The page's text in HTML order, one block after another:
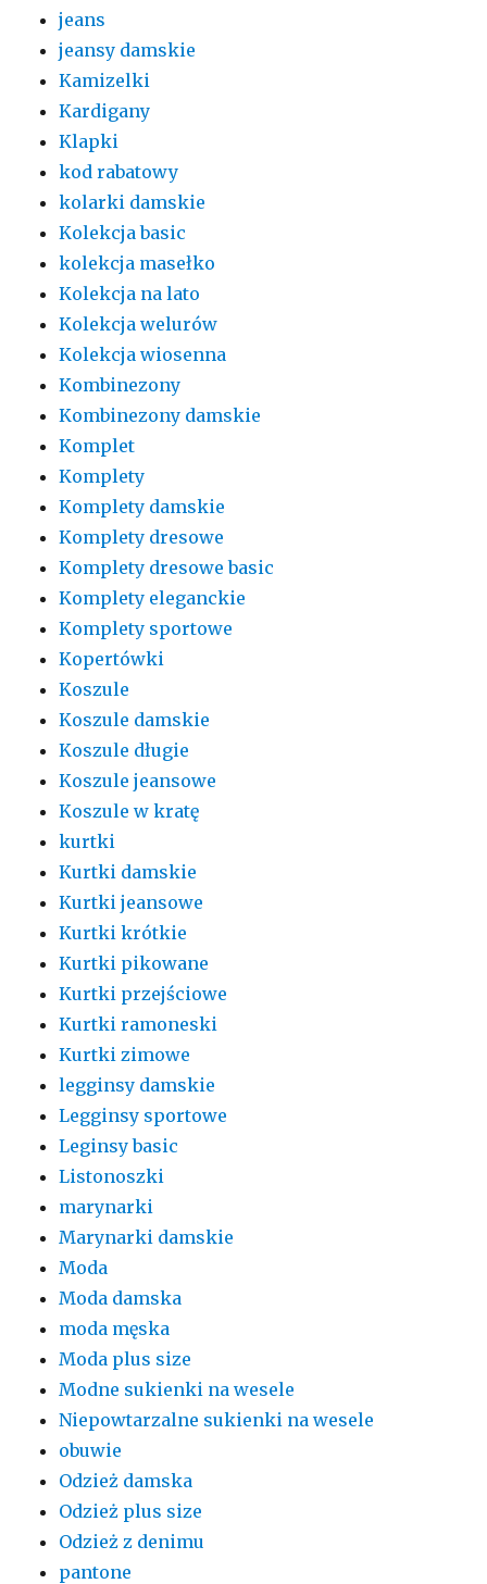
jeans
jeansy damskie
Kamizelki
Kardigany
Klapki
kod rabatowy
kolarki damskie
Kolekcja basic
kolekcja masełko
Kolekcja na lato
Kolekcja welurów
Kolekcja wiosenna
Kombinezony
Kombinezony damskie
Komplet
Komplety
Komplety damskie
Komplety dresowe
Komplety dresowe basic
Komplety eleganckie
Komplety sportowe
Kopertówki
Koszule
Koszule damskie
Koszule długie
Koszule jeansowe
Koszule w kratę
kurtki
Kurtki damskie
Kurtki jeansowe
Kurtki krótkie
Kurtki pikowane
Kurtki przejściowe
Kurtki ramoneski
Kurtki zimowe
legginsy damskie
Legginsy sportowe
Leginsy basic
Listonoszki
marynarki
Marynarki damskie
Moda
Moda damska
moda męska
Moda plus size
Modne sukienki na wesele
Niepowtarzalne sukienki na wesele
obuwie
Odzież damska
Odzież plus size
Odzież z denimu
pantone